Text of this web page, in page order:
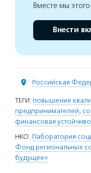
Вместе мы
Внести
Российская
ТЕГИ: повышение
предпринимателей,
финансовая
НКО: Лаборатория
Фонд региональных
будущее»